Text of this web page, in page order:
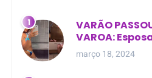
VARÃO
VAROA:
evangélico
março 18, 2024